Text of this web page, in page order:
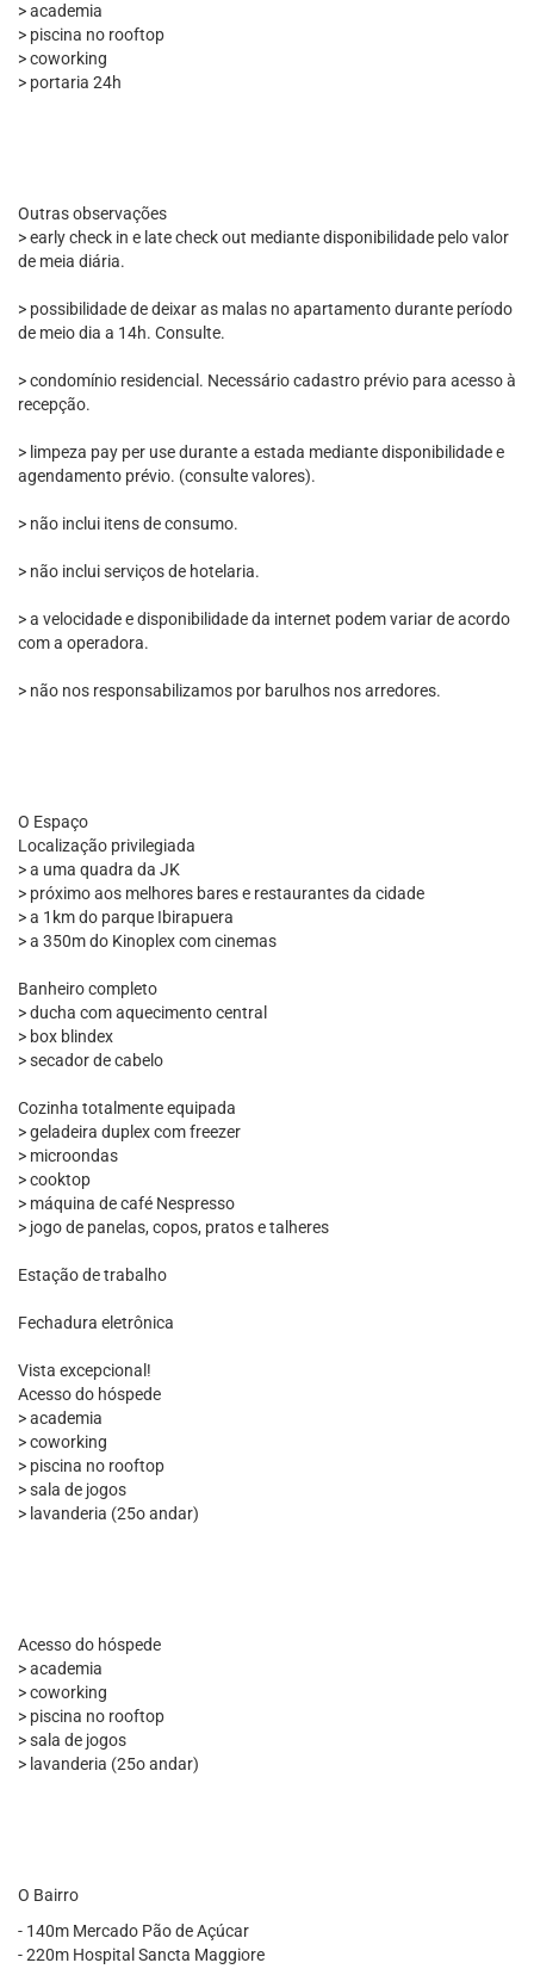
> academia
> piscina no rooftop
> coworking
> portaria 24h
Outras observações
> early check in e late check out mediante disponibilidade pelo valor
de meia diária.
> possibilidade de deixar as malas no apartamento durante período
de meio dia a 14h. Consulte.
> condomínio residencial. Necessário cadastro prévio para acesso à
recepção.
> limpeza pay per use durante a estada mediante disponibilidade e
agendamento prévio. (consulte valores).
> não inclui itens de consumo.
> não inclui serviços de hotelaria.
> a velocidade e disponibilidade da internet podem variar de acordo
com a operadora.
> não nos responsabilizamos por barulhos nos arredores.
O Espaço
Localização privilegiada
> a uma quadra da JK
> próximo aos melhores bares e restaurantes da cidade
> a 1km do parque Ibirapuera
> a 350m do Kinoplex com cinemas
Banheiro completo
> ducha com aquecimento central
> box blindex
> secador de cabelo
Cozinha totalmente equipada
> geladeira duplex com freezer
> microondas
> cooktop
> máquina de café Nespresso
> jogo de panelas, copos, pratos e talheres
Estação de trabalho
Fechadura eletrônica
Vista excepcional!
Acesso do hóspede
> academia
> coworking
> piscina no rooftop
> sala de jogos
> lavanderia (25o andar)
Acesso do hóspede
> academia
> coworking
> piscina no rooftop
> sala de jogos
> lavanderia (25o andar)
O Bairro
- 140m Mercado Pão de Açúcar
- 220m Hospital Sancta Maggiore